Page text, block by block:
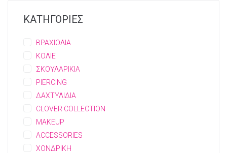
ΚΑΤΗΓΟΡΙΕΣ
ΒΡΑΧΙΟΛΙΑ
ΚΟΛΙΕ
ΣΚΟΥΛΑΡΙΚΙΑ
PIERCING
ΔΑΧΤΥΛΙΔΙΑ
CLOVER COLLECTION
MAKEUP
ACCESSORIES
ΧΟΝΔΡΙΚΗ